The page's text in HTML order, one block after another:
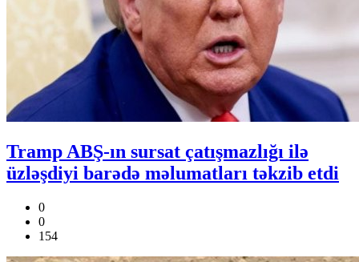
Tramp ABŞ-ın sursat çatışmazlığı ilə
üzləşdiyi barədə məlumatları təkzib etdi
0
0
154